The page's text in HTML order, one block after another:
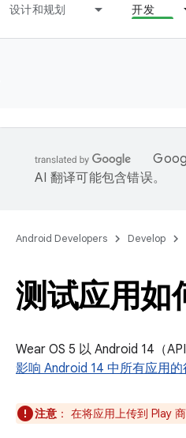
设计和规划 开发
AI 翻译可能包含错误。
Android Developers Develop
测试应用如
Wear OS 5 以 Android 14（
影响 Android 14 中所有应用
注意 ： 在将应用上传到 Play